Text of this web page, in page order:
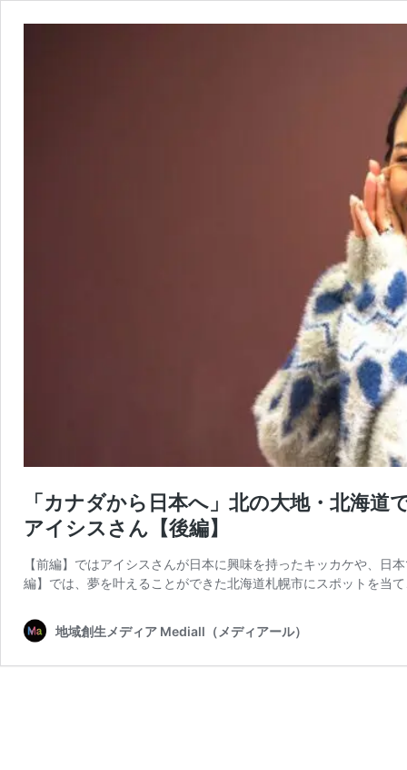
「カナダから日本へ」北の大地・北海
アイシスさん【後編】
【前編】ではアイシスさんが日本に興味を持ったキッカケや、
編】では、夢を叶えることができた北海道札幌市にスポットを当
地域創生メディア Mediall（メディアール）